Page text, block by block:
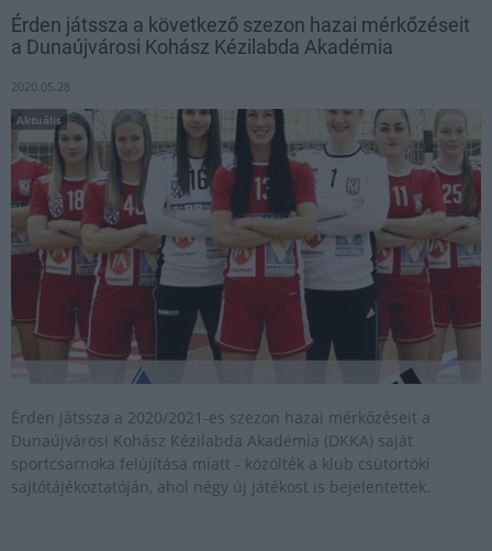
Érden játssza a következő szezon hazai mérkőzéseit
a Dunaújvárosi Kohász Kézilabda Akadémia
2020.05.28
Aktuális
Érden játssza a 2020/2021-es szezon hazai mérkőzéseit a
Dunaújvárosi Kohász Kézilabda Akadémia (DKKA) saját
sportcsarnoka felújítása miatt - közölték a klub csütörtöki
sajtótájékoztatóján, ahol négy új játékost is bejelentettek.